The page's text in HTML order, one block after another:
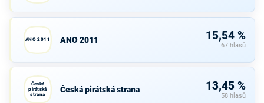
ANO 2011 ANO 2011 15,54 %
67 hlasů
Česká
pirátská
strana
Česká pirátská strana 13,45 %
58 hlasů